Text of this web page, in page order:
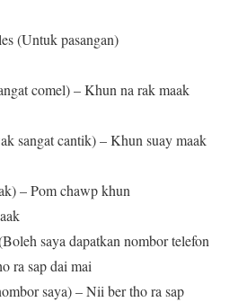
(Untuk pasangan)
comel) – Khun na rak maak
sangat cantik) – Khun suay maak
– Pom chawp khun
saya dapatkan nombor telefon
ra sap dai mai
saya) – Nii ber tho ra sap